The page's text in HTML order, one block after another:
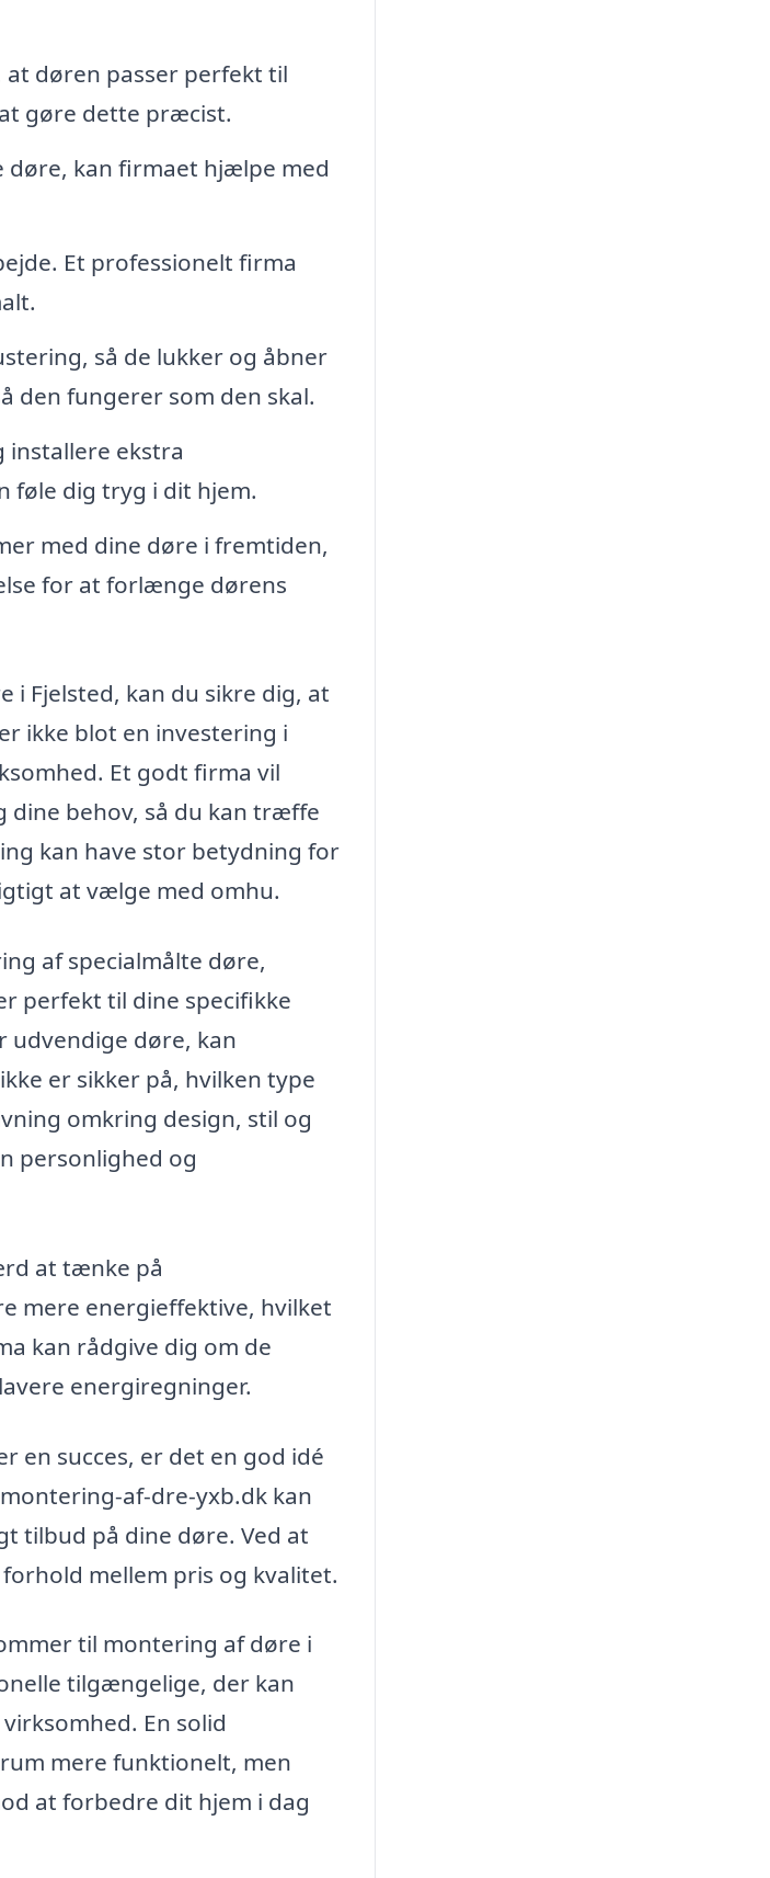
døren passer perfekt til
gøre dette præcist.
døre, kan firmaet hjælpe med
Et professionelt firma
så de lukker og åbner
den fungerer som den skal.
installere ekstra
føle dig tryg i dit hjem.
med dine døre i fremtiden,
for at forlænge dørens
i Fjelsted, kan du sikre dig, at
ikke blot en investering i
Et godt firma vil
dine behov, så du kan træffe
kan have stor betydning for
at vælge med omhu.
af specialmålte døre,
perfekt til dine specifikke
udvendige døre, kan
er sikker på, hvilken type
omkring design, stil og
personlighed og
at tænke på
mere energieffektive, hvilket
kan rådgive dig om de
energiregninger.
en succes, er det en god idé
af-dre-yxb.dk kan
tilbud på dine døre. Ved at
mellem pris og kvalitet.
til montering af døre i
tilgængelige, der kan
En solid
mere funktionelt, men
at forbedre dit hjem i dag